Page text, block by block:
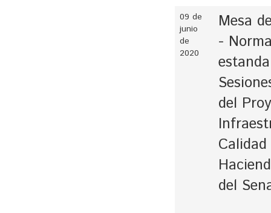
09 de
junio
de
2020
Mesa
-
del
del